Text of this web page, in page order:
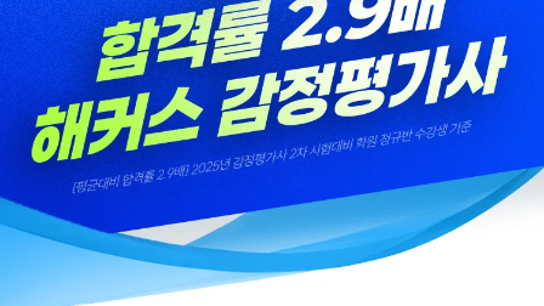
해커스에서 시작했으면
더 빨리 합격하지
않았을까 생각하고,
주변 분들에게도
감정평가사 시작은
해커스에서 하라고
추천합니다.
합격생 김*훈님
해커스 여지훈
평가사님의 기출강의와
GS를 통해 넉넉한 실무
점수를 받으며 합격할 수
있었습니다.
합격생 김*인님